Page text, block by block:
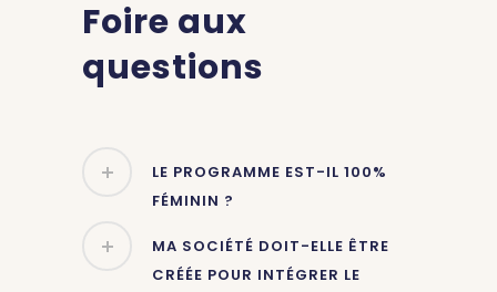
Foire aux
questions
LE PROGRAMME EST-IL 100%
FÉMININ ?
MA SOCIÉTÉ DOIT-ELLE ÊTRE
CRÉÉE POUR INTÉGRER LE